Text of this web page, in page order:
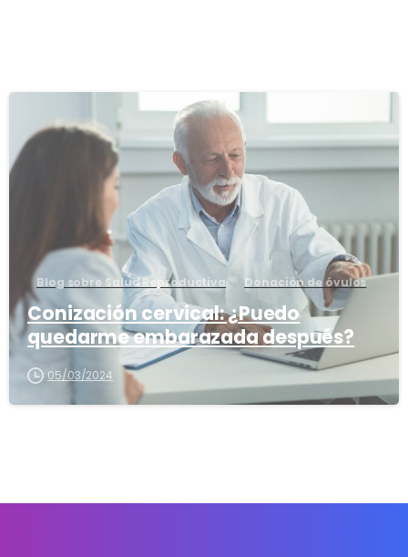
2
Blog sobre Salud Reproductiva Donación de óvulos
Conización cervical: ¿Puedo
quedarme embarazada después?
05/03/2024